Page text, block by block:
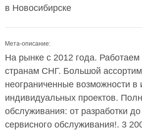
в Новосибирске
Мета-описание:
На рынке с 2012 года. Работаем
странам СНГ. Большой
неограниченные возможности в
индивидуальных проектов.
обслуживания: от разработки
сервисного обслуживания!. 3